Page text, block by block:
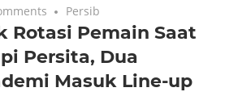
Persib
Rotasi Pemain Saat
Persita, Dua
Masuk Line-up